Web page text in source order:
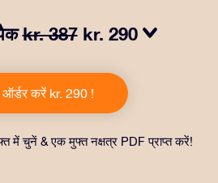
kr. 387 kr. 290
दस्तावेज़, साथ ही डिजिटल दस्तावेज़
शामिल है। यह दोस्तों और प्रियजनों को
उपहार पेश करने का जादुई तरीक़ा है।
ऑर्डर करें kr. 290 !
में चुनें & एक मुफ्त नक्षत्र PDF प्राप्त करें!